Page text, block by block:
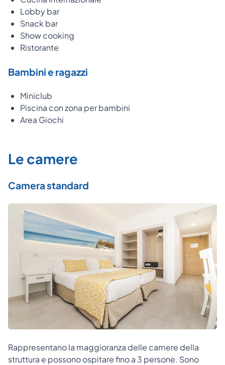
Lobby bar
Snack bar
Show cooking
Ristorante
Bambini e ragazzi
Miniclub
Piscina con zona per bambini
Area Giochi
Le camere
Camera standard
Rappresentano la maggioranza delle camere della
struttura e possono ospitare fino a 3 persone. Sono